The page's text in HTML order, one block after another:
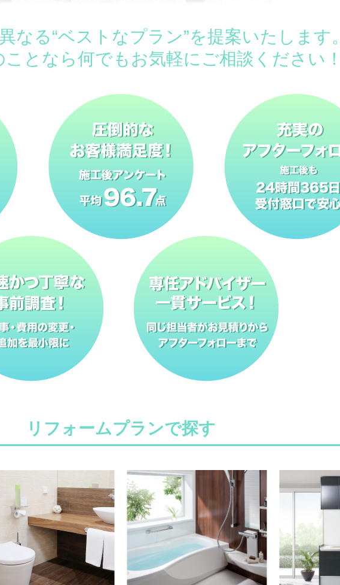
なる“ベストなプラン”を提案いたします。
ことなら何でもお気軽にご相談ください！
リフォームプランで探す